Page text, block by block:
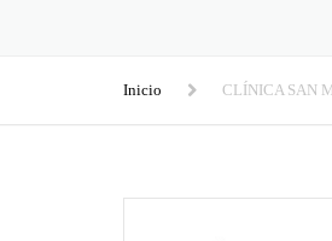
Inicio CLÍNICA SAN